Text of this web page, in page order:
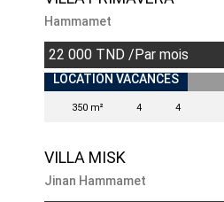
Hammamet
22 000 TND /Par mois
INDISPONIBLE
LOCATION VACANCES
350 m² 4 4
VILLA MISK
Jinan Hammamet